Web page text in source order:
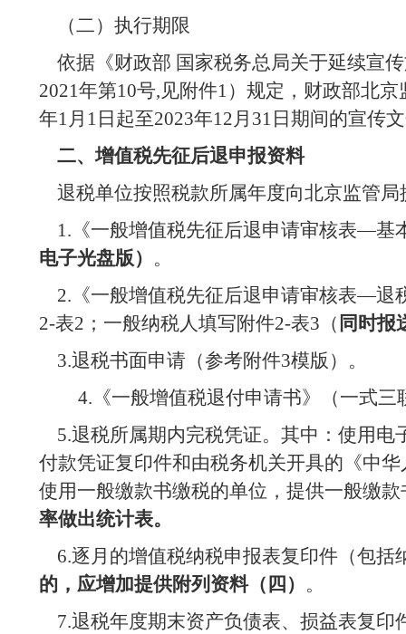
（二）执行期限
依据《财政部 国家税务总局关于延续宣
2021年第10号, 见附件1）规定，财政部北
年1月 1 日起至2023年12月 31 日期间的宣传
二、增值税先征后退申报资料
退税单位按照税款所属年度向北京监管
1. 《一般增值税先征后退申请审核表—基
电子光盘版） 。
2. 《一般增值税先征后退申请审核表—退
2-表2 ；一般纳税人填写附件2-表3 （ 同时报
3.退税书面申请（参考附件3模版）。
4. 《一般增值税退付申请书》（一式
5.退税所属期内完税凭证。其中：使用
付款凭证复印件和由税务机关开具的《中
使用一般缴款书缴税的单位，提供一般缴
率做出统计表。
6.逐月的增值税纳税申报表复印件（包括
的，应增加提供附列资料（四） 。
7.退税年度期末资产负债表、损益表复印